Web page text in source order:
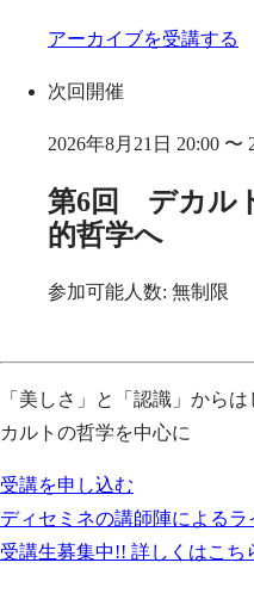
アーカイブを受講する
次回開催
2026年8月21日 20:00 〜
第6回 デカル
的哲学へ
参加可能人数: 無制限
「美しさ」と「認識」から
カルトの哲学を中心に
受講を申し込む
ディセミネの講師陣によるラ
受講生募集中!! 詳しくはこち